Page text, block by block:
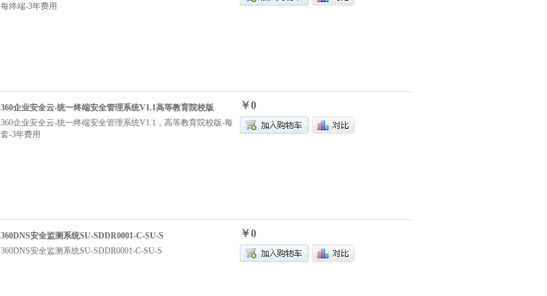
每终端-3年费用
360企业安全云-统一终端安全管理系统V1.1高等教育院校版
360企业安全云-统一终端安全管理系统V1.1，高等教育院校版-每
套-3年费用
￥0
360DNS安全监测系统SU-SDDR0001-C-SU-S
360DNS安全监测系统SU-SDDR0001-C-SU-S
￥0